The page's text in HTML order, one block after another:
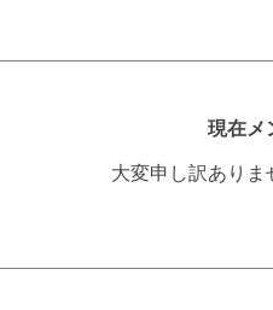
現在メ
大変申し訳あり